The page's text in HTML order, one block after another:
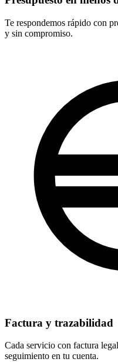
Te respondemos rápido con
y sin compromiso.
Factura y trazabilidad
Cada servicio con factura
seguimiento en tu cuenta.